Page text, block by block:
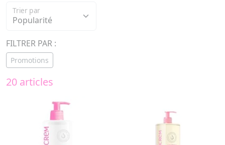
Trier par
FILTRER PAR :
Promotions
20 articles